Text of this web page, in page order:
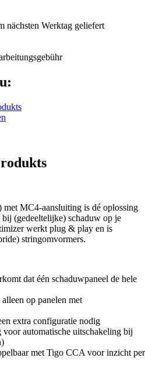
nächsten Werktag geliefert
MC4-aansluiting is dé oplossing
(gedeeltelijke) schaduw op je
werkt plug & play en is
stringomvormers.
dat één schaduwpaneel de hele
op panelen met
extra configuratie nodig
automatische uitschakeling bij
met Tigo CCA voor inzicht per